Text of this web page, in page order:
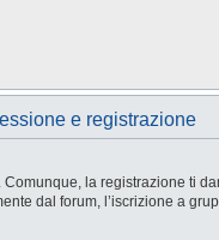
e registrazione
la registrazione ti
dal forum, l’iscrizione a